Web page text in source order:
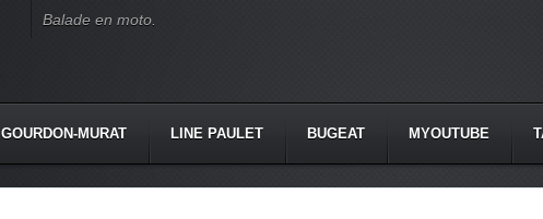
Balade en moto.
GOURDON-MURAT LINE PAULET BUGEAT MYOUTUBE